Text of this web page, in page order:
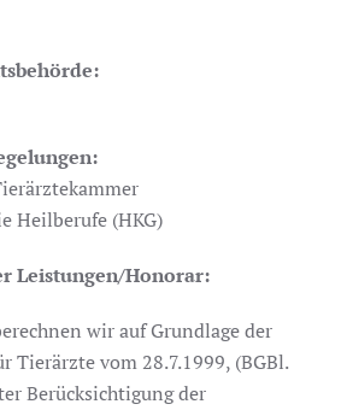
Heilberufe (HKG)
Leistungen/Honorar:
wir auf Grundlage der
Tierärzte vom 28.7.1999, (BGBl.
Berücksichtigung der